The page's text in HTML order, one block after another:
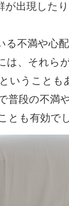
が出現した
る不満や心
は、それら
いうことも
普段の不満
とも有効で